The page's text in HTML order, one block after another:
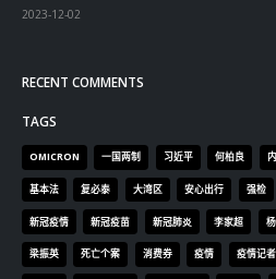
2023-12-02
RECENT COMMENTS
TAGS
OMICRON 一国两制 习近平 何柏良
基本法 复必泰 大湾区 安心出行 强检
新冠疫情 新冠疫苗 新冠肺炎 李家超
梁振英 死亡个案 消费券 疫情 疫情记